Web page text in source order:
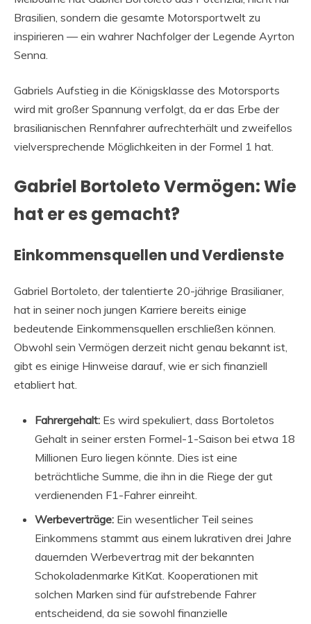
Brasilien, sondern die gesamte Motorsportwelt zu
inspirieren — ein wahrer Nachfolger der Legende Ayrton
Senna.
Gabriels Aufstieg in die Königsklasse des Motorsports
wird mit großer Spannung verfolgt, da er das Erbe der
brasilianischen Rennfahrer aufrechterhält und zweifellos
vielversprechende Möglichkeiten in der Formel 1 hat.
Gabriel Bortoleto Vermögen: Wie
hat er es gemacht?
Einkommensquellen und Verdienste
Gabriel Bortoleto, der talentierte 20-jährige Brasilianer,
hat in seiner noch jungen Karriere bereits einige
bedeutende Einkommensquellen erschließen können.
Obwohl sein Vermögen derzeit nicht genau bekannt ist,
gibt es einige Hinweise darauf, wie er sich finanziell
etabliert hat.
Fahrergehalt: Es wird spekuliert, dass Bortoletos
Gehalt in seiner ersten Formel-1-Saison bei etwa 18
Millionen Euro liegen könnte. Dies ist eine
beträchtliche Summe, die ihn in die Riege der gut
verdienenden F1-Fahrer einreiht.
Werbeverträge: Ein wesentlicher Teil seines
Einkommens stammt aus einem lukrativen drei Jahre
dauernden Werbevertrag mit der bekannten
Schokoladenmarke KitKat. Kooperationen mit
solchen Marken sind für aufstrebende Fahrer
entscheidend, da sie sowohl finanzielle